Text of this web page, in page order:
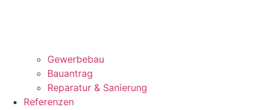
Gewerbebau
Bauantrag
Reparatur & Sanierung
Referenzen